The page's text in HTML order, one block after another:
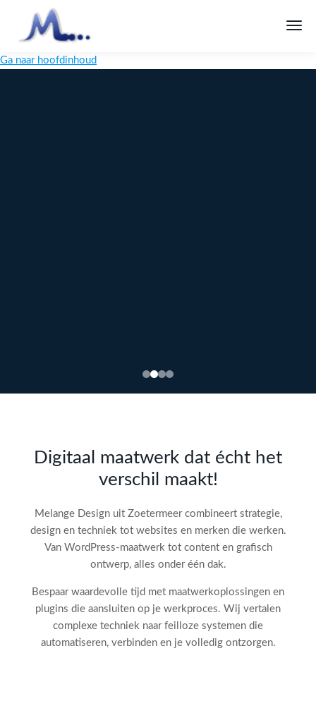
Ga naar hoofdinhoud
de SEO-
audit
Digitaal maatwerk dat écht het
verschil maakt!
Melange Design uit Zoetermeer combineert strategie,
design en techniek tot websites en merken die werken.
Van WordPress-maatwerk tot content en grafisch
ontwerp, alles onder één dak.
Bespaar waardevolle tijd met maatwerkoplossingen en
plugins die aansluiten op je werkproces. Wij vertalen
complexe techniek naar feilloze systemen die
automatiseren, verbinden en je volledig ontzorgen.